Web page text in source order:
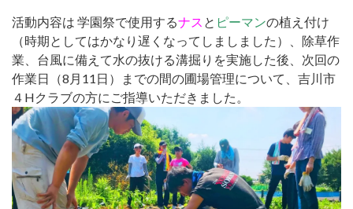
活動内容は 学園祭で使用するナス と ピーマンの植え付け
（時期としてはかなり遅くなってしましました）、除草作
業、 台風に備えて水の抜ける溝掘りを実施した後、次回の
作業日（8月11日）までの間の圃場管理について、 吉川市
４Hクラブの方にご指導いただきました。